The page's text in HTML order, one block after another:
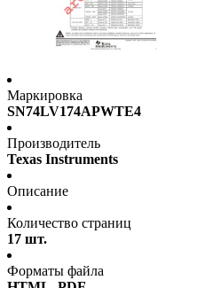
Маркировка
SN74LV174APWTE4
Производитель
Texas Instruments
Описание
Количество страниц
17 шт.
Форматы файла